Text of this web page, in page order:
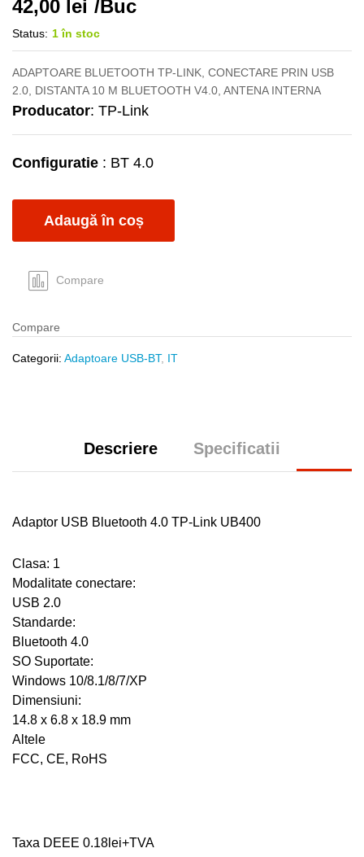
42,00 lei /Buc
Status: 1 în stoc
ADAPTOARE BLUETOOTH TP-LINK, CONECTARE PRIN USB
2.0, DISTANTA 10 M BLUETOOTH V4.0, ANTENA INTERNA
Producator: TP-Link
Configuratie : BT 4.0
Adaugă în coș
Compare
Compare
Categorii: Adaptoare USB-BT, IT
Descriere Specificatii
Adaptor USB Bluetooth 4.0 TP-Link UB400
Clasa: 1
Modalitate conectare:
USB 2.0
Standarde:
Bluetooth 4.0
SO Suportate:
Windows 10/8.1/8/7/XP
Dimensiuni:
14.8 x 6.8 x 18.9 mm
Altele
FCC, CE, RoHS
Taxa DEEE 0.18lei+TVA